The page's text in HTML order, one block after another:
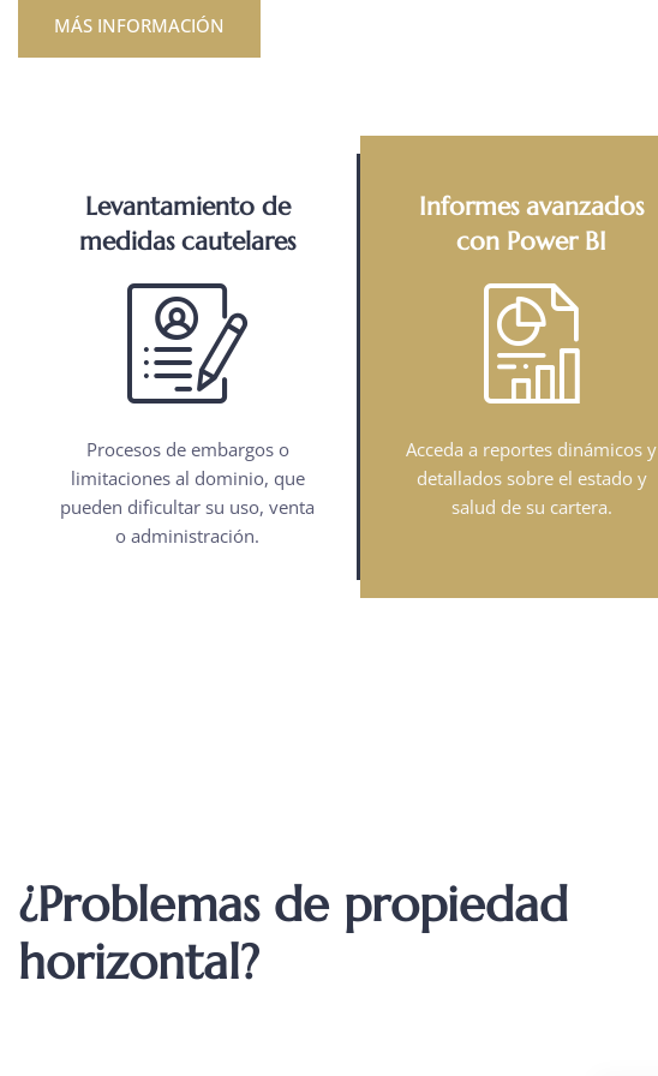
MÁS INFORMACIÓN
Levantamiento de
medidas cautelares
Procesos de embargos o
limitaciones al dominio, que
pueden dificultar su uso, venta
o administración.
Informes avanzados
con Power BI
Acceda a reportes dinámicos y
detallados sobre el estado y
salud de su cartera.
¿Problemas de propiedad
horizontal?